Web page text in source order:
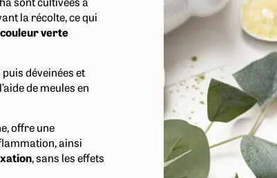
la récolte, ce qui
verte
déveinées et
de meules en
offre une
ainsi
, sans les effets